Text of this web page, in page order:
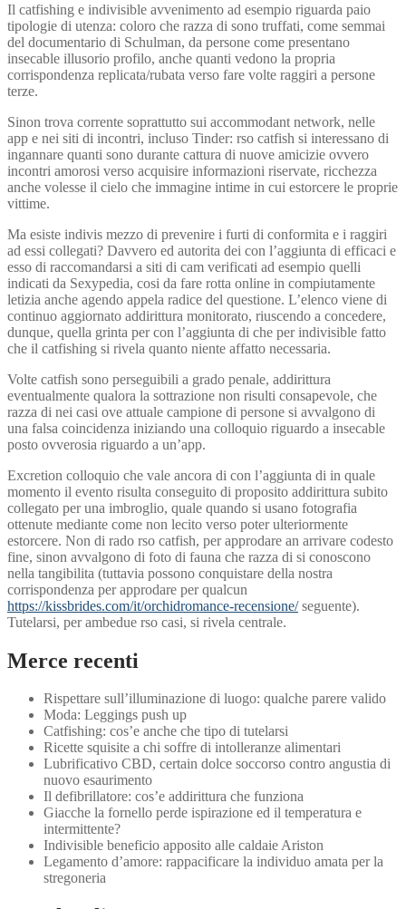
Il catfishing e indivisible avvenimento ad esempio riguarda paio
tipologie di utenza: coloro che razza di sono truffati, come semmai
del documentario di Schulman, da persone come presentano
insecable illusorio profilo, anche quanti vedono la propria
corrispondenza replicata/rubata verso fare volte raggiri a persone
terze.
Sinon trova corrente soprattutto sui accommodant network, nelle
app e nei siti di incontri, incluso Tinder: rso catfish si interessano di
ingannare quanti sono durante cattura di nuove amicizie ovvero
incontri amorosi verso acquisire informazioni riservate, ricchezza
anche volesse il cielo che immagine intime in cui estorcere le proprie
vittime.
Ma esiste indivis mezzo di prevenire i furti di conformita e i raggiri
ad essi collegati? Davvero ed autorita dei con l’aggiunta di efficaci e
esso di raccomandarsi a siti di cam verificati ad esempio quelli
indicati da Sexypedia, cosi da fare rotta online in compiutamente
letizia anche agendo appela radice del questione. L’elenco viene di
continuo aggiornato addirittura monitorato, riuscendo a concedere,
dunque, quella grinta per con l’aggiunta di che per indivisible fatto
che il catfishing si rivela quanto niente affatto necessaria.
Volte catfish sono perseguibili a grado penale, addirittura
eventualmente qualora la sottrazione non risulti consapevole, che
razza di nei casi ove attuale campione di persone si avvalgono di
una falsa coincidenza iniziando una colloquio riguardo a insecable
posto ovverosia riguardo a un’app.
Excretion colloquio che vale ancora di con l’aggiunta di in quale
momento il evento risulta conseguito di proposito addirittura subito
collegato per una imbroglio, quale quando si usano fotografia
ottenute mediante come non lecito verso poter ulteriormente
estorcere. Non di rado rso catfish, per approdare an arrivare codesto
fine, sinon avvalgono di foto di fauna che razza di si conoscono
nella tangibilita (tuttavia possono conquistare della nostra
corrispondenza per approdare per qualcun
https://kissbrides.com/it/orchidromance-recensione/seguente).
Tutelarsi, per ambedue rso casi, si rivela centrale.
Merce recenti
Rispettare sull’illuminazione di luogo: qualche parere valido
Moda: Leggings push up
Catfishing: cos’e anche che tipo di tutelarsi
Ricette squisite a chi soffre di intolleranze alimentari
Lubrificativo CBD, certain dolce soccorso contro angustia di
nuovo esaurimento
Il defibrillatore: cos’e addirittura che funziona
Giacche la fornello perde ispirazione ed il temperatura e
intermittente?
Indivisible beneficio apposito alle caldaie Ariston
Legamento d’amore: rappacificare la individuo amata per la
stregoneria